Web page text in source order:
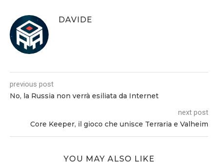
DAVIDE
previous post
No, la Russia non verrà esiliata da Internet
next post
Core Keeper, il gioco che unisce Terraria e Valheim
YOU MAY ALSO LIKE